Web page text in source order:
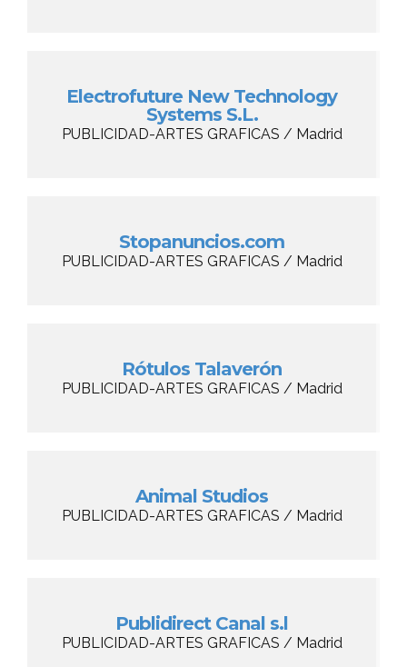
Electrofuture New Technology
Systems S.L.
PUBLICIDAD-ARTES GRAFICAS / Madrid
Stopanuncios.com
PUBLICIDAD-ARTES GRAFICAS / Madrid
Rótulos Talaverón
PUBLICIDAD-ARTES GRAFICAS / Madrid
Animal Studios
PUBLICIDAD-ARTES GRAFICAS / Madrid
Publidirect Canal s.l
PUBLICIDAD-ARTES GRAFICAS / Madrid